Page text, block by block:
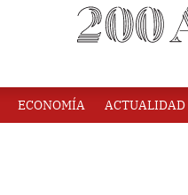
ECONOMÍA ACTUALIDAD